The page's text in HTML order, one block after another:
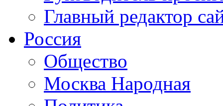
Главный редактор
Россия
Общество
Москва Народная